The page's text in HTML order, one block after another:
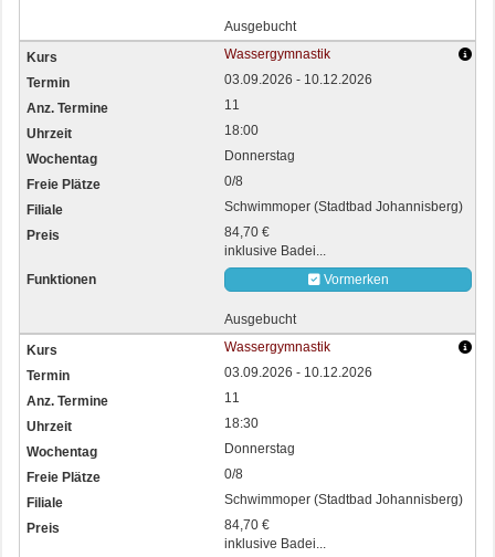
Ausgebucht
Wassergymnastik
03.09.2026 - 10.12.2026
11
18:00
Donnerstag
0/8
Schwimmoper (Stadtbad Johannisberg)
84,70 €
inklusive Badei...
Vormerken
Ausgebucht
Wassergymnastik
03.09.2026 - 10.12.2026
11
18:30
Donnerstag
0/8
Schwimmoper (Stadtbad Johannisberg)
84,70 €
inklusive Badei...